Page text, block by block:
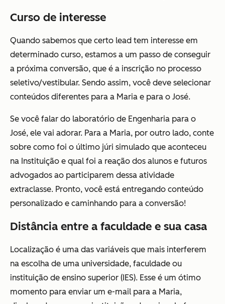
Curso de interesse
Quando sabemos que certo lead tem interesse em
determinado curso, estamos a um passo de conseguir
a próxima conversão, que é a inscrição no processo
seletivo/vestibular. Sendo assim, você deve selecionar
conteúdos diferentes para a Maria e para o José.
Se você falar do laboratório de Engenharia para o
José, ele vai adorar. Para a Maria, por outro lado, conte
sobre como foi o último júri simulado que aconteceu
na Instituição e qual foi a reação dos alunos e futuros
advogados ao participarem dessa atividade
extraclasse. Pronto, você está entregando conteúdo
personalizado e caminhando para a conversão!
Distância entre a faculdade e sua casa
Localização é uma das variáveis que mais interferem
na escolha de uma universidade, faculdade ou
instituição de ensino superior (IES). Esse é um ótimo
momento para enviar um e-mail para a Maria,